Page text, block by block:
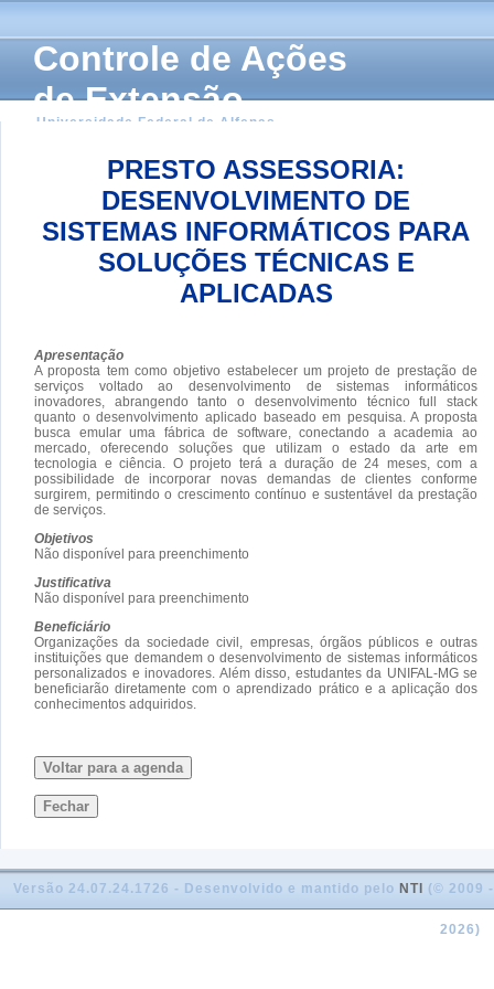
Controle de Ações
de Extensão
Universidade Federal de Alfenas
PRESTO ASSESSORIA:
DESENVOLVIMENTO DE
SISTEMAS INFORMÁTICOS PARA
SOLUÇÕES TÉCNICAS E
APLICADAS
Apresentação
A proposta tem como objetivo estabelecer um projeto de prestação de
serviços voltado ao desenvolvimento de sistemas informáticos
inovadores, abrangendo tanto o desenvolvimento técnico full stack
quanto o desenvolvimento aplicado baseado em pesquisa. A proposta
busca emular uma fábrica de software, conectando a academia ao
mercado, oferecendo soluções que utilizam o estado da arte em
tecnologia e ciência. O projeto terá a duração de 24 meses, com a
possibilidade de incorporar novas demandas de clientes conforme
surgirem, permitindo o crescimento contínuo e sustentável da prestação
de serviços.
Objetivos
Não disponível para preenchimento
Justificativa
Não disponível para preenchimento
Beneficiário
Organizações da sociedade civil, empresas, órgãos públicos e outras
instituições que demandem o desenvolvimento de sistemas informáticos
personalizados e inovadores. Além disso, estudantes da UNIFAL-MG se
beneficiarão diretamente com o aprendizado prático e a aplicação dos
conhecimentos adquiridos.
Voltar para a agenda
Fechar
Versão 24.07.24.1726 - Desenvolvido e mantido pelo NTI (© 2009 -
2026)